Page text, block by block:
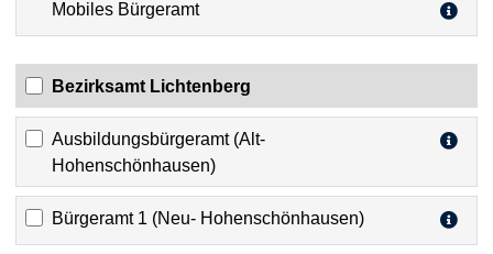
Mobiles Bürgeramt
Bezirksamt Lichtenberg
Ausbildungsbürgeramt (Alt-
Hohenschönhausen)
Bürgeramt 1 (Neu- Hohenschönhausen)